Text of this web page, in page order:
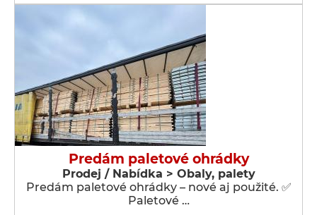
Predám paletové ohrádky
Prodej / Nabídka > Obaly, palety
Predám paletové ohrádky – nové aj použité. ✅
Paletové …